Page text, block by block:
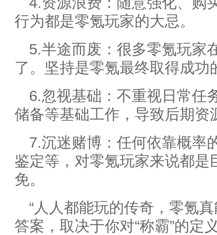
行为都是零氪玩家的大忌。
5.半途而废：很多零氪玩家
了。坚持是零氪最终取得成功
6.忽视基础：不重视日常任
储备等基础工作，导致后期资
7.沉迷赌博：任何依靠概率
鉴定等，对零氪玩家来说都是
免。
“人人都能玩的传奇，零氪
答案，取决于你对“称霸”的定